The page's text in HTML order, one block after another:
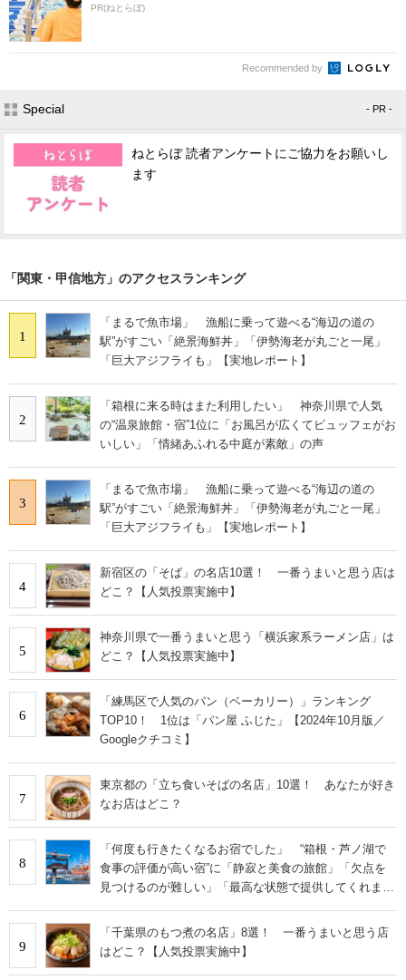
PR(ねとらぼ)
Recommended by
Special - PR -
ねとらぼ 読者アンケートにご協力をお願いし
ます
「関東・甲信地方」のアクセスランキング
1
「まるで魚市場」 漁船に乗って遊べる“海辺の道の
駅”がすごい「絶景海鮮丼」「伊勢海老が丸ごと一尾」
「巨大アジフライも」【実地レポート】
2
「箱根に来る時はまた利用したい」 神奈川県で人気
の“温泉旅館・宿”1位に「お風呂が広くてビュッフェがお
いしい」「情緒あふれる中庭が素敵」の声
3
「まるで魚市場」 漁船に乗って遊べる“海辺の道の
駅”がすごい「絶景海鮮丼」「伊勢海老が丸ごと一尾」
「巨大アジフライも」【実地レポート】
4
新宿区の「そば」の名店10選！ 一番うまいと思う店は
どこ？【人気投票実施中】
5
神奈川県で一番うまいと思う「横浜家系ラーメン店」は
どこ？【人気投票実施中】
6
「練馬区で人気のパン（ベーカリー）」ランキング
TOP10！ 1位は「パン屋 ふじた」【2024年10月版／
Googleクチコミ】
7
東京都の「立ち食いそばの名店」10選！ あなたが好き
なお店はどこ？
8
「何度も行きたくなるお宿でした」 “箱根・芦ノ湖で
食事の評価が高い宿”に「静寂と美食の旅館」「欠点を
見つけるのが難しい」「最高な状態で提供してくれま
9
「千葉県のもつ煮の名店」8選！ 一番うまいと思う店
はどこ？【人気投票実施中】